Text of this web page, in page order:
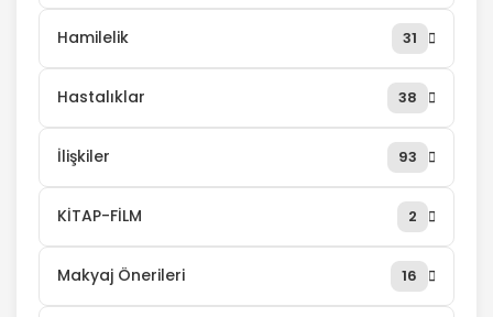
Hamilelik 31
Hastalıklar 38
İlişkiler 93
KİTAP-FİLM 2
Makyaj Önerileri 16